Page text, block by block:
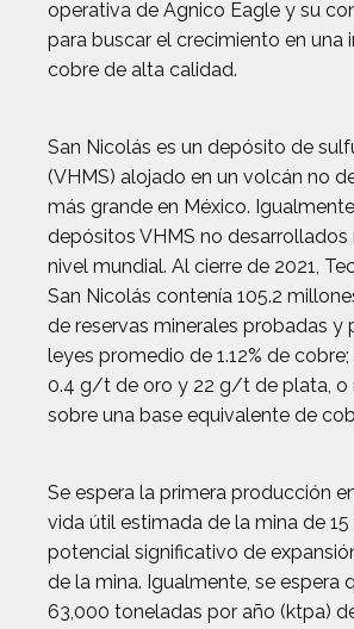
operativa de Agnico Eagle y su
para buscar el crecimiento en una
cobre de alta calidad.
San Nicolás es un depósito de
(VHMS) alojado en un volcán no
más grande en México.
depósitos VHMS no desarrollados
nivel mundial. Al cierre de 2021,
San Nicolás contenía 105.2
de reservas minerales probadas y
leyes promedio de 1.12% de cobre;
0.4 g/t de oro y 22 g/t de plata, o
sobre una base equivalente de
Se espera la primera producción
vida útil estimada de la mina de 15
potencial significativo de
de la mina. Igualmente, se espera
63,000 toneladas por año (ktpa)